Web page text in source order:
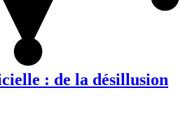
: de la désillusion